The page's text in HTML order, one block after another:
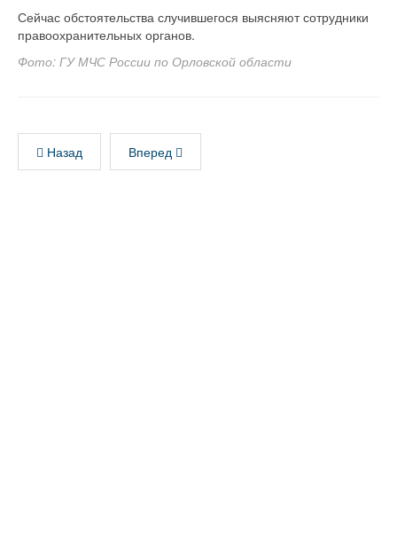
Сейчас обстоятельства случившегося выясняют сотрудники
правоохранительных органов.
Фото: ГУ МЧС России по Орловской области
Назад Вперед